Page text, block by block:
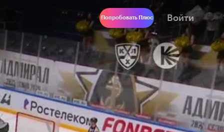
Попробовать Плюс Войти